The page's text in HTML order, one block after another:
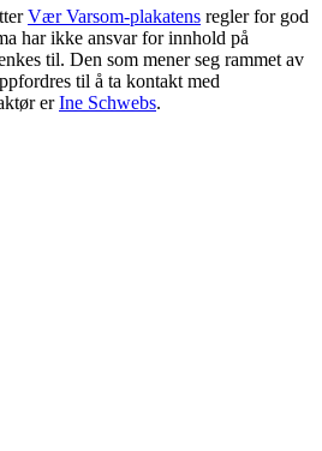
Vær Varsom-plakatens regler for god
har ikke ansvar for innhold på
til. Den som mener seg rammet av
til å ta kontakt med
er Ine Schwebs.